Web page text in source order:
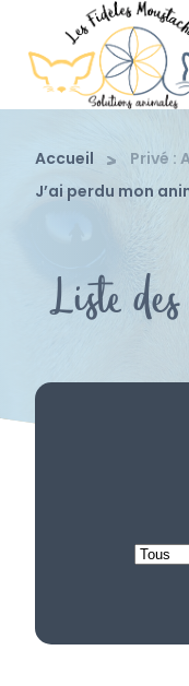
Accueil
Privé :
J’ai perdu mon
Liste